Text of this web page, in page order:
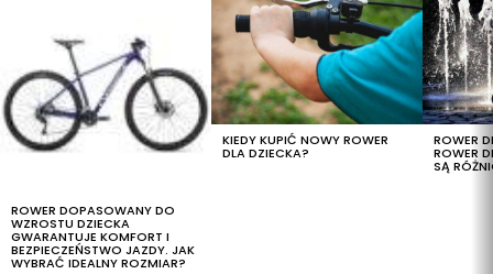
ROWER DOPASOWANY DO
WZROSTU DZIECKA
GWARANTUJE KOMFORT I
BEZPIECZEŃSTWO JAZDY. JAK
WYBRAĆ IDEALNY ROZMIAR?
KIEDY KUPIĆ NOWY ROWER
DLA DZIECKA?
ROWER
ROWER
SĄ